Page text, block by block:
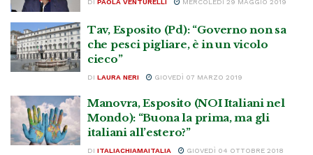
DI PAOLA VENTURELLI MERCOLEDÌ 29 MAGGIO 2019
Tav, Esposito (Pd): “Governo non sa
che pesci pigliare, è in un vicolo
cieco”
DI LAURA NERI GIOVEDÌ 07 MARZO 2019
Manovra, Esposito (NOI Italiani nel
Mondo): “Buona la prima, ma gli
italiani all’estero?”
DI ITALIACHIAMAITALIA GIOVEDÌ 04 OTTOBRE 2018